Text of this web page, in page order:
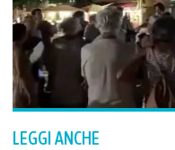
LEGGI ANCHE